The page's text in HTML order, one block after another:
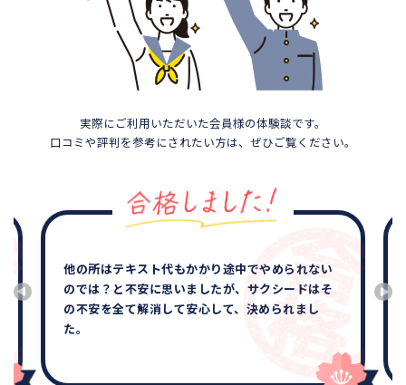
実際にご利用いただいた会員様の体験談です。
口コミや評判を参考にされたい方は、ぜひご覧ください。
他の所はテキスト代もかかり途中でやめられない
のでは？と不安に思いましたが、サクシードはそ
の不安を全て解消して安心して、決められまし
た。